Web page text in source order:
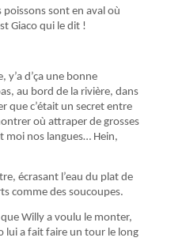
sont en aval où
Giaco qui le dit !
d’ça une bonne
au bord de la rivière, dans
que c’était un secret entre
où attraper de grosses
moi nos langues… Hein,
écrasant l’eau du plat de
comme des soucoupes.
Willy a voulu le monter,
lui a fait faire un tour le long